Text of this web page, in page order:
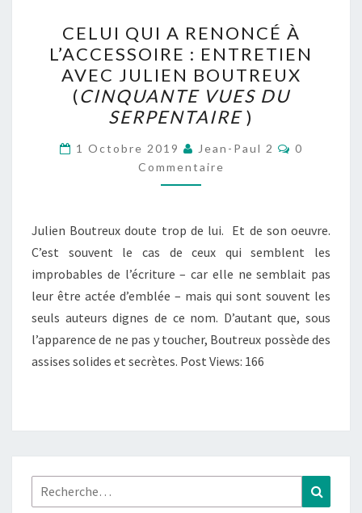
QUI
A
RENONCÉ
À
L’ACCESSOIRE
:
ENTRETIEN
AVEC
BOUTREUX
( CINQUANTE
VUES
DU
SERPENTAIRE
)
CELUI QUI A RENONCÉ À
L’ACCESSOIRE : ENTRETIEN
AVEC JULIEN BOUTREUX
(CINQUANTE VUES DU
SERPENTAIRE)
1 Octobre 2019 Jean-Paul 2
0
Commentaire
Julien Boutreux doute trop de lui. Et de son oeuvre.
C’est souvent le cas de ceux qui semblent les
improbables de l’écriture – car elle ne semblait pas
leur être actée d’emblée – mais qui sont souvent les
seuls auteurs dignes de ce nom. D’autant que, sous
l’apparence de ne pas y toucher, Boutreux possède des
assises solides et secrètes. Post Views: 166
Rechercher :